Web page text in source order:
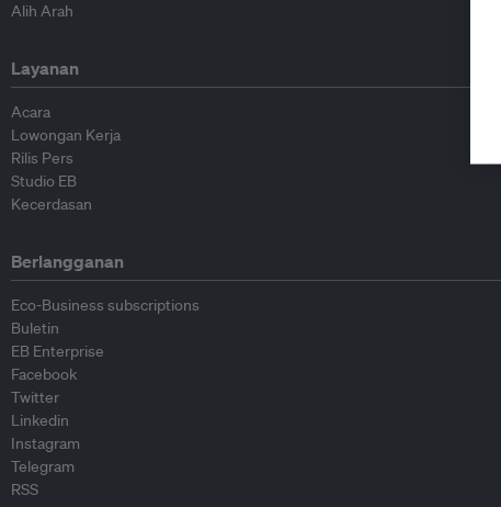
Alih Arah
Layanan
Acara
Lowongan Kerja
Rilis Pers
Studio EB
Kecerdasan
Berlangganan
Eco-Business subscriptions
Buletin
EB Enterprise
Facebook
Twitter
Linkedin
Instagram
Telegram
RSS